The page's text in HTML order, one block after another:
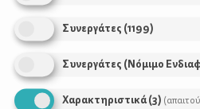
Συνεργάτες (1199)
Συνεργάτες (Νόμιμο
Χαρακτηριστικά(3)